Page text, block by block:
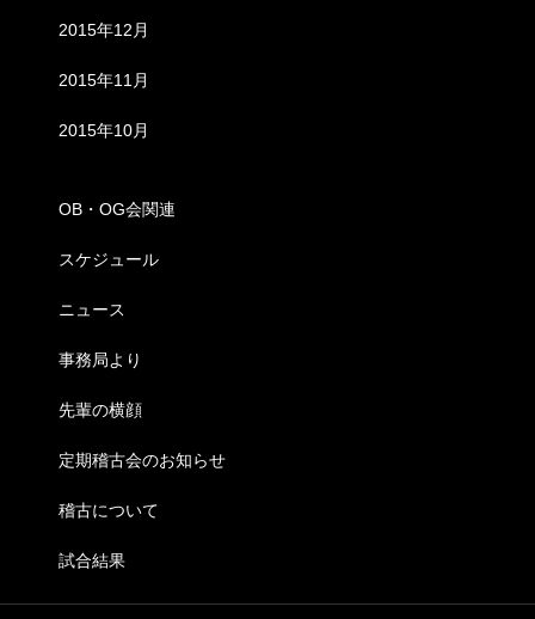
2015年12月
2015年11月
2015年10月
OB・OG会関連
スケジュール
ニュース
事務局より
先輩の横顔
定期稽古会のお知らせ
稽古について
試合結果